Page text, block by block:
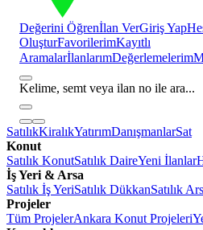
Değerini Öğrenİlan VerGiriş Yap
OluşturFavorilerimKayıtlı
AramalarİlanlarımDeğerlemelerim
Kelime, semt veya ilan no ile ara...
SatılıkKiralıkYatırımDanışmanlarSat
Konut
Satılık KonutSatılık DaireYeni İlanlar
İş Yeri & Arsa
Satılık İş YeriSatılık DükkanSatılık
Projeler
Tüm ProjelerAnkara Konut Projeleri